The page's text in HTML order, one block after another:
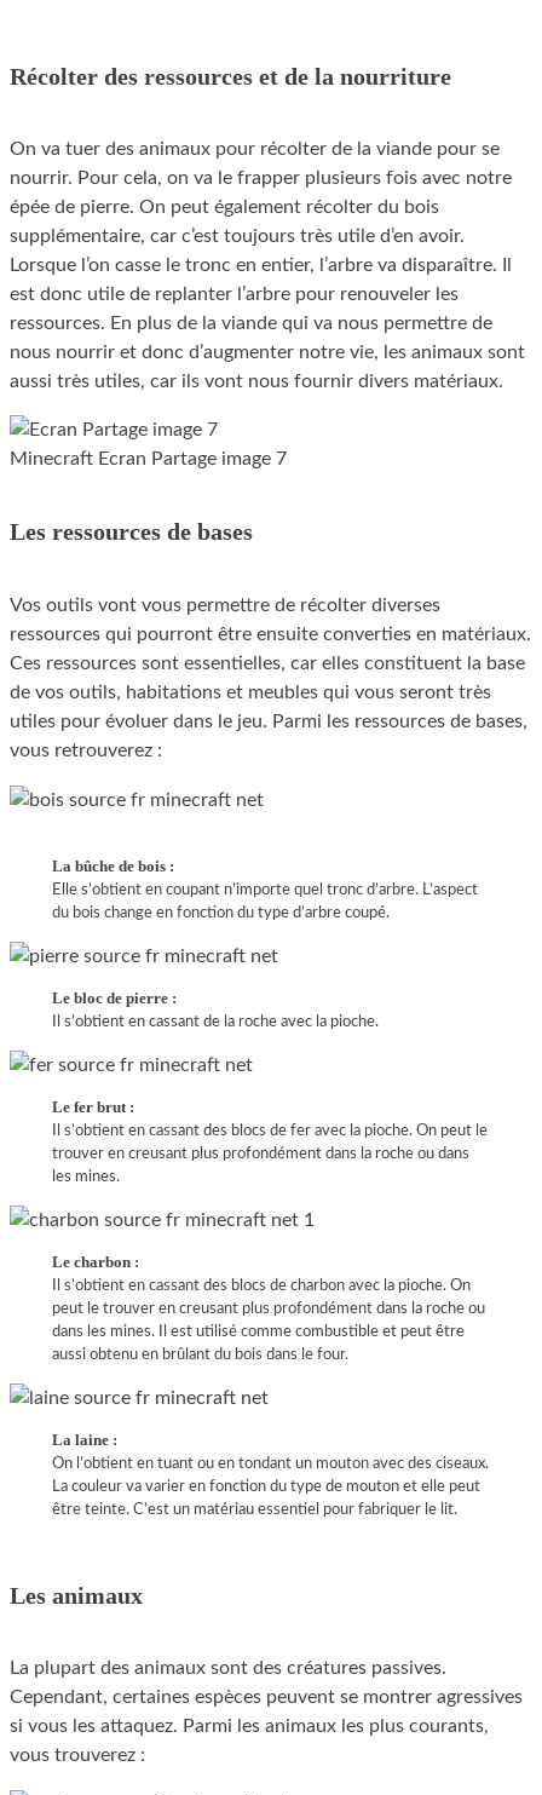
Récolter des ressources et de la nourriture
On va tuer des animaux pour récolter de la viande pour se
nourrir. Pour cela, on va le frapper plusieurs fois avec notre
épée de pierre. On peut également récolter du bois
supplémentaire, car c’est toujours très utile d’en avoir.
Lorsque l’on casse le tronc en entier, l’arbre va disparaître. Il
est donc utile de replanter l’arbre pour renouveler les
ressources. En plus de la viande qui va nous permettre de
nous nourrir et donc d’augmenter notre vie, les animaux sont
aussi très utiles, car ils vont nous fournir divers matériaux.
Minecraft Ecran Partage image 7
Les ressources de bases
Vos outils vont vous permettre de récolter diverses
ressources qui pourront être ensuite converties en matériaux.
Ces ressources sont essentielles, car elles constituent la base
de vos outils, habitations et meubles qui vous seront très
utiles pour évoluer dans le jeu. Parmi les ressources de bases,
vous retrouverez :
La bûche de bois :
Elle s’obtient en coupant n’importe quel tronc d’arbre. L’aspect
du bois change en fonction du type d’arbre coupé.
Le bloc de pierre :
Il s’obtient en cassant de la roche avec la pioche.
Le fer brut :
Il s’obtient en cassant des blocs de fer avec la pioche. On peut le
trouver en creusant plus profondément dans la roche ou dans
les mines.
Le charbon :
Il s’obtient en cassant des blocs de charbon avec la pioche. On
peut le trouver en creusant plus profondément dans la roche ou
dans les mines. Il est utilisé comme combustible et peut être
aussi obtenu en brûlant du bois dans le four.
La laine :
On l’obtient en tuant ou en tondant un mouton avec des ciseaux.
La couleur va varier en fonction du type de mouton et elle peut
être teinte. C’est un matériau essentiel pour fabriquer le lit.
Les animaux
La plupart des animaux sont des créatures passives.
Cependant, certaines espèces peuvent se montrer agressives
si vous les attaquez. Parmi les animaux les plus courants,
vous trouverez :